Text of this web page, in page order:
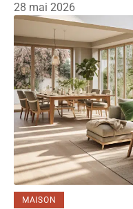
28 mai 2026
MAISON